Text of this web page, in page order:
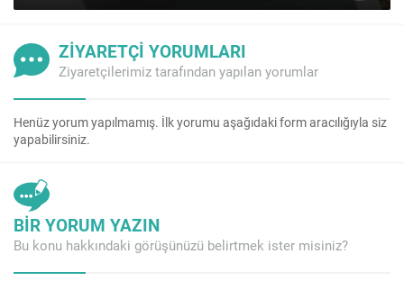
ZİYARETÇİ YORUMLARI
Ziyaretçilerimiz tarafından yapılan yorumlar
Henüz yorum yapılmamış. İlk yorumu aşağıdaki form aracılığıyla siz
yapabilirsiniz.
BİR YORUM YAZIN
Bu konu hakkındaki görüşünüzü belirtmek ister misiniz?